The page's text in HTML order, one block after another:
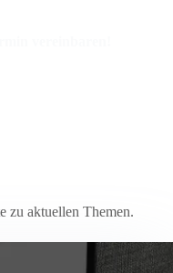
zu aktuellen Themen.